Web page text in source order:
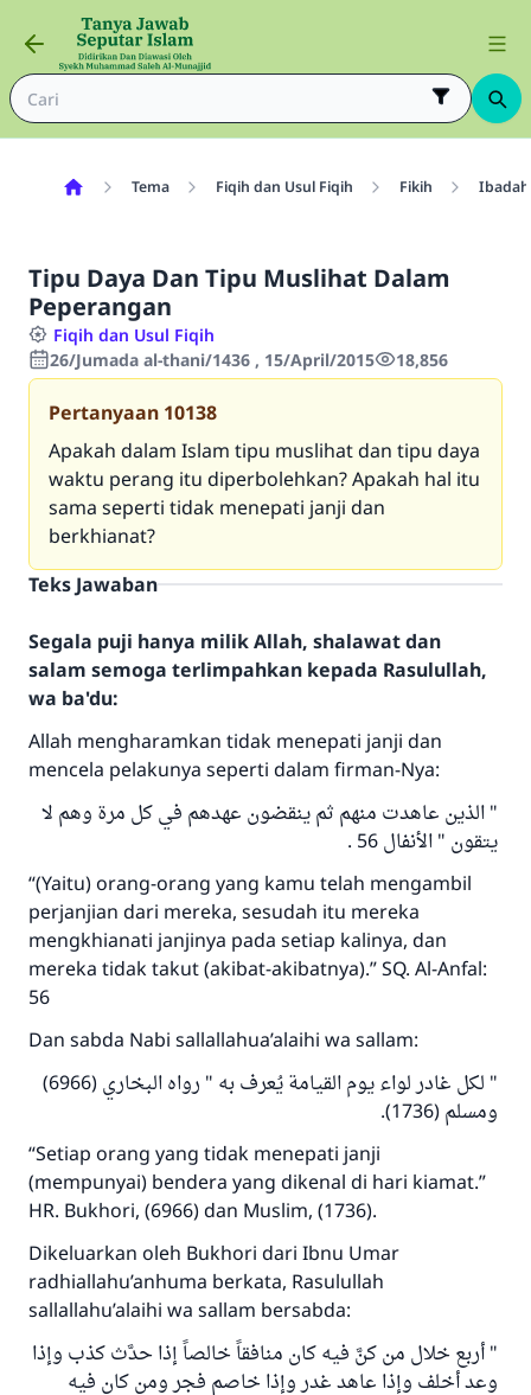
Tema Fiqih dan Usul Fiqih Fikih
Tipu Daya Dan Tipu Muslihat Dalam
Peperangan
Fiqih dan Usul Fiqih
26/Jumada al-thani/1436 , 15/April/2015
18,856
Pertanyaan 10138
Apakah dalam Islam tipu muslihat dan tipu daya
waktu perang itu diperbolehkan? Apakah hal itu
sama seperti tidak menepati janji dan
berkhianat?
Teks Jawaban
Segala puji hanya milik Allah, shalawat dan
salam semoga terlimpahkan kepada Rasulullah,
wa ba'du:
Allah mengharamkan tidak menepati janji dan
mencela pelakunya seperti dalam firman-Nya:
" الذين عاهدت منهم ثم ينقضون عهدهم في كل مرة وهم لا
يتقون " الأنفال 56 .
“(Yaitu) orang-orang yang kamu telah mengambil
perjanjian dari mereka, sesudah itu mereka
mengkhianati janjinya pada setiap kalinya, dan
mereka tidak takut (akibat-akibatnya).” SQ. Al-Anfal:
56
Dan sabda Nabi sallallahua’alaihi wa sallam:
" لكل غادر لواء يوم القيامة يُعرف به " رواه البخاري (6966)
ومسلم (1736).
“Setiap orang yang tidak menepati janji
(mempunyai) bendera yang dikenal di hari kiamat.”
HR. Bukhori, (6966) dan Muslim, (1736).
Dikeluarkan oleh Bukhori dari Ibnu Umar
radhiallahu’anhuma berkata, Rasulullah
sallallahu’alaihi wa sallam bersabda:
" أربع خلال من كنَّ فيه كان منافقاً خالصاً إذا حدَّث كذب وإذا
وعد أخلف وإذا عاهد غدر وإذا خاصم فجر ومن كان فيه